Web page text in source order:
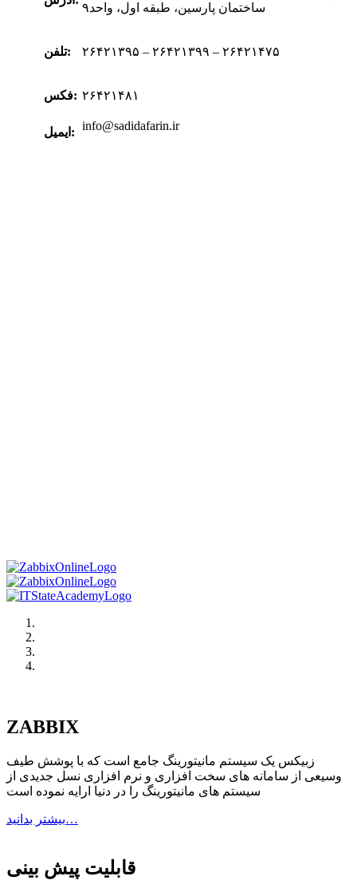
ساختمان پارسین، طبقه اول، واحد۹
تلفن: ۲۶۴۲۱۳۹۵ – ۲۶۴۲۱۳۹۹ – ۲۶۴۲۱۴۷۵
فکس: ۲۶۴۲۱۴۸۱
ایمیل: info@sadidafarin.ir
ZABBIX
زبیکس یک سیستم مانیتورینگ جامع است که با پوشش طیف
وسیعی از سامانه های سخت افزاری و نرم افزاری نسل جدیدی از
سیستم های مانیتورینگ را در دنیا ارایه نموده است
بیشتر بدانید…
قابلیت پیش بینی